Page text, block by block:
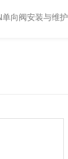
单向阀安装与维护